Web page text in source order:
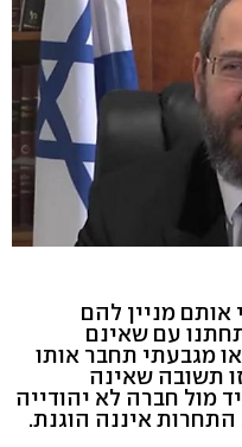
מניין להם
עם שאינם
מגבעתי תחבר אותו
תשובה שאינה
מול חברה לא יהודייה
איננה הוגנת.